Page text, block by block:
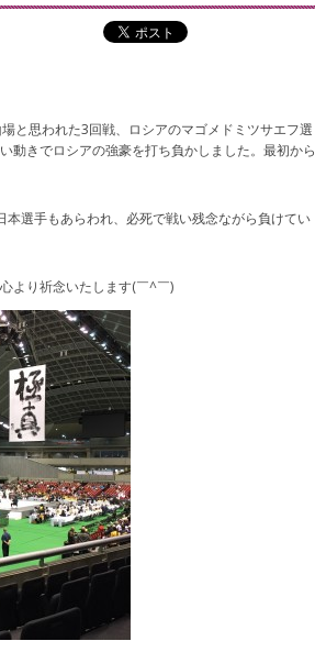
と思われた3回戦、ロシアのマゴメドミツサエフ選
動きでロシアの強豪を打ち負かしました。最初から
選手もあらわれ、必死で戦い残念ながら負けてい
より祈念いたします(￣^￣)ゞ